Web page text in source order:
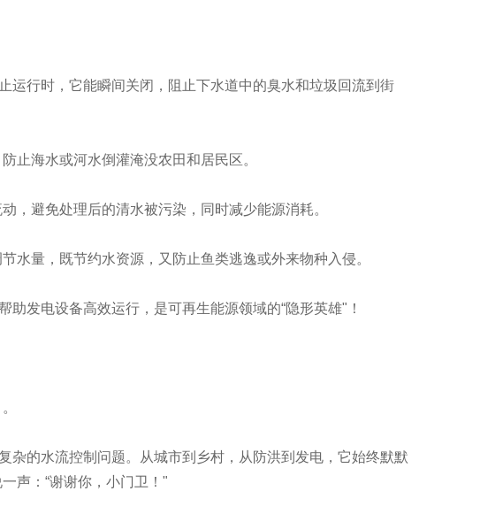
运行时，它能瞬间关闭，阻止下水道中的臭水和垃圾回流到街
止海水或河水倒灌淹没农田和居民区。
，避免处理后的清水被污染，同时减少能源消耗。
水量，既节约水资源，又防止鱼类逃逸或外来物种入侵。
发电设备高效运行，是可再生能源领域的“隐形英雄"！
杂的水流控制问题。从城市到乡村，从防洪到发电，它始终默默
声：“谢谢你，小门卫！"